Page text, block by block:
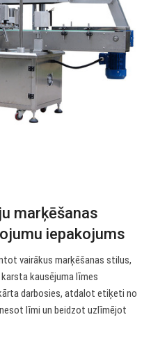
marķēšanas
iepakojums
vairākus marķēšanas stilus,
kausējuma līmes
darbosies, atdalot etiķeti no
līmi un beidzot uzlīmējot